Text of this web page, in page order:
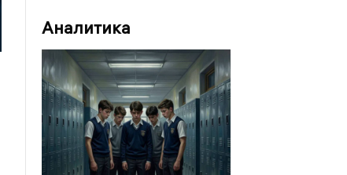
Аналитика